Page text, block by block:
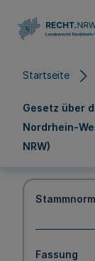
Startseite
Gesetz über
Nordrhein-
NRW)
Stammnorm
Fassung